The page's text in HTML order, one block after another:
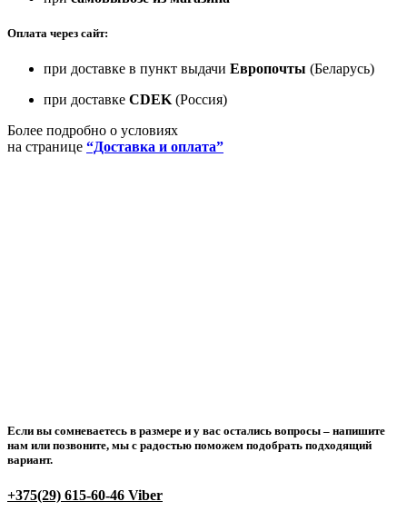
Оплата через сайт:
при доставке в пункт выдачи Европочты (Беларусь)
при доставке CDEK (Россия)
Более подробно о условиях
на странице “Доставка и оплата”
Если вы сомневаетесь в размере и у вас остались вопросы – напишите
нам или позвоните, мы с радостью поможем подобрать подходящий
вариант.
+375(29) 615-60-46 Viber